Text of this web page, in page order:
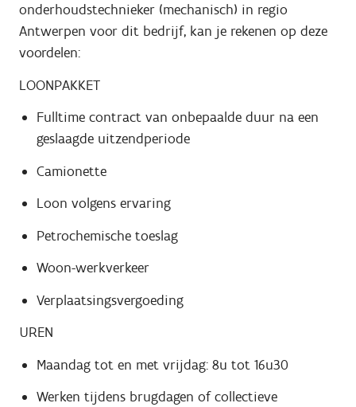
onderhoudstechnieker (mechanisch) in regio
Antwerpen voor dit bedrijf, kan je rekenen op deze
voordelen:
LOONPAKKET
Fulltime contract van onbepaalde duur na een
geslaagde uitzendperiode
Camionette
Loon volgens ervaring
Petrochemische toeslag
Woon-werkverkeer
Verplaatsingsvergoeding
UREN
Maandag tot en met vrijdag: 8u tot 16u30
Werken tijdens brugdagen of collectieve